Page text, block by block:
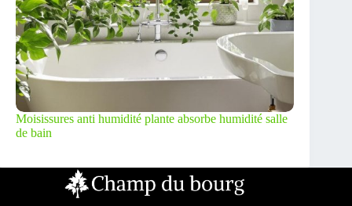
Moisissures anti humidité plante absorbe humidité salle
de bain